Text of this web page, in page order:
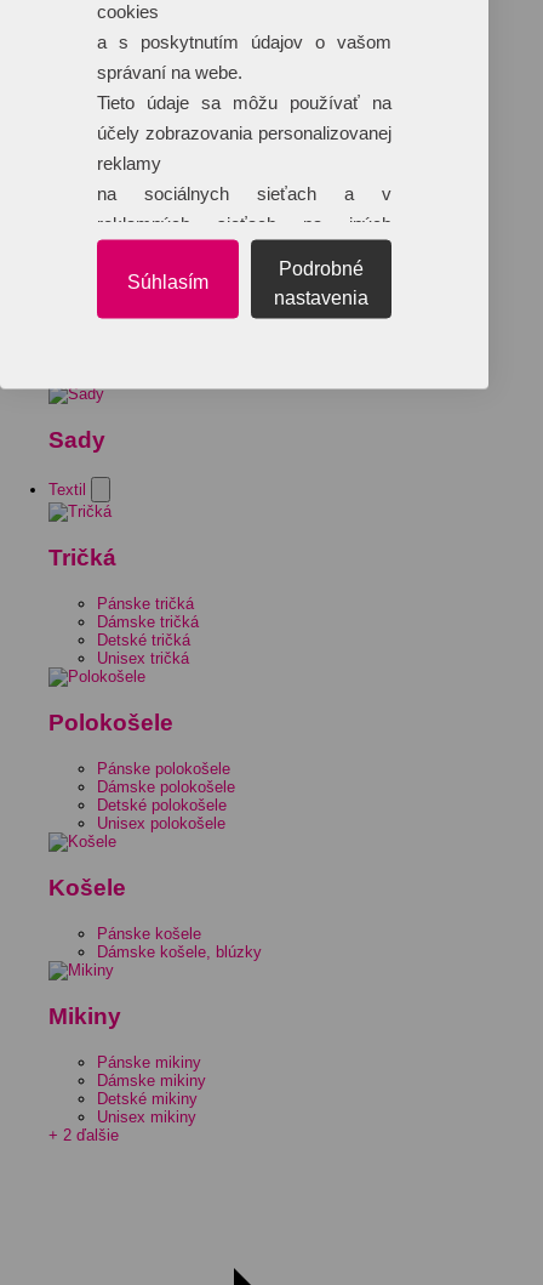
Sady
Textil
Tričká
Pánske tričká
Dámske tričká
Detské tričká
Unisex tričká
Polokošele
Pánske polokošele
Dámske polokošele
Detské polokošele
Unisex polokošele
Košele
Pánske košele
Dámske košele, blúzky
Mikiny
Pánske mikiny
Dámske mikiny
Detské mikiny
Unisex mikiny
+ 2 ďalšie
cookies
a s poskytnutím údajov o vašom
správaní na webe.
Tieto údaje sa môžu používať na
účely zobrazovania personalizovanej
reklamy
na sociálnych sieťach a v
reklamných sieťach na iných
Súhlasím
Podrobné
nastavenia